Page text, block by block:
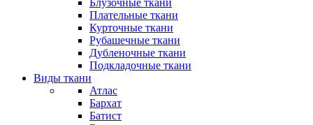
Блузочные ткани
Плательные ткани
Курточные ткани
Рубашечные ткани
Дубленочные ткани
Подкладочные ткани
Виды ткани
Атлас
Бархат
Батист